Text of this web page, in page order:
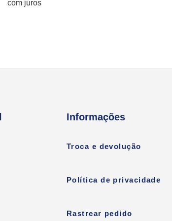
com juros
Informações
Troca e devolução
Política de privacidade
Rastrear pedido